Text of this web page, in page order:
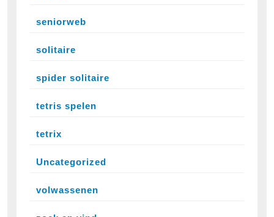
seniorweb
solitaire
spider solitaire
tetris spelen
tetrix
Uncategorized
volwassenen